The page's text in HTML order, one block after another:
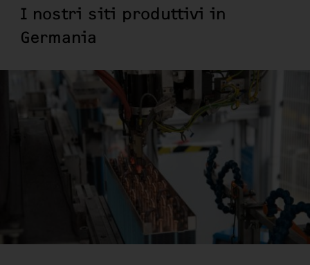
I nostri siti produttivi in
Germania